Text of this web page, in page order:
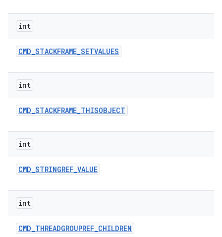
int
CMD_STACKFRAME_SETVALUES
int
CMD_STACKFRAME_THISOBJECT
int
CMD_STRINGREF_VALUE
int
CMD_THREADGROUPREF_CHILDREN